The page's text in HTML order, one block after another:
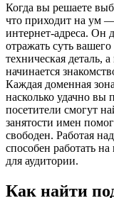
Когда вы решаете
что приходит на ум —
интернет-адреса.
отражать суть
техническая деталь,
начинается
Каждая доменная
насколько удачно вы
посетители смогут
занятости имен
свободен. Работая
способен работать
для аудитории.
Как найти